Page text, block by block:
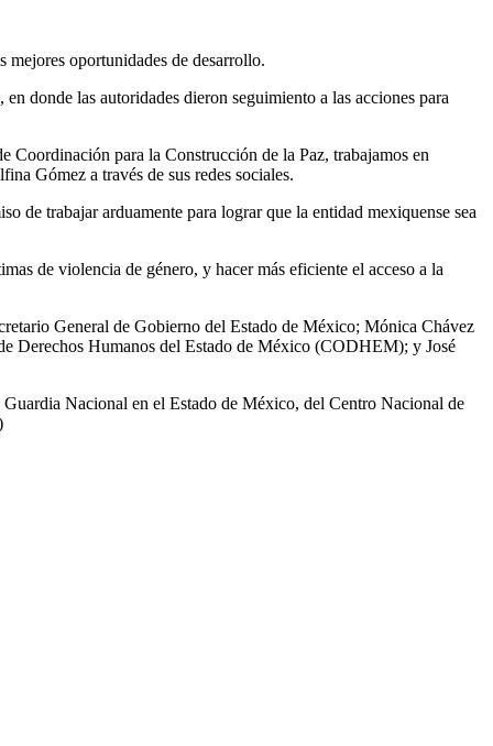
oportunidades de desarrollo.
donde las autoridades dieron seguimiento a las acciones para
Coordinación para la Construcción de la Paz, trabajamos en
Gómez a través de sus redes sociales.
de trabajar arduamente para lograr que la entidad mexiquense sea
de violencia de género, y hacer más eficiente el acceso a la
General de Gobierno del Estado de México; Mónica Chávez
Derechos Humanos del Estado de México (CODHEM); y José
Nacional en el Estado de México, del Centro Nacional de